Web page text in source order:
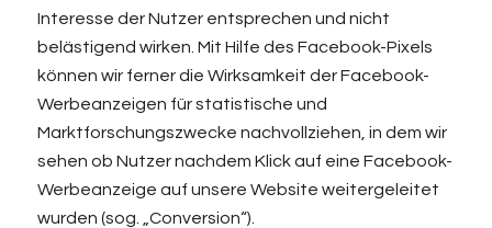
Interesse der Nutzer entsprechen und nicht
belästigend wirken. Mit Hilfe des Facebook-Pixels
können wir ferner die Wirksamkeit der Facebook-
Werbeanzeigen für statistische und
Marktforschungszwecke nachvollziehen, in dem wir
sehen ob Nutzer nachdem Klick auf eine Facebook-
Werbeanzeige auf unsere Website weitergeleitet
wurden (sog. „Conversion“).